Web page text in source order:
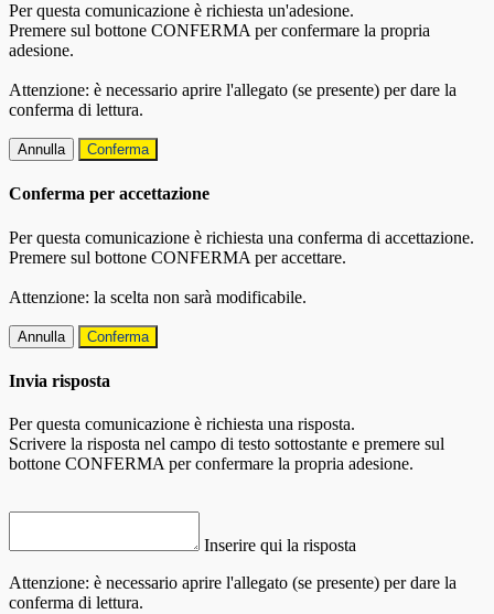
Per questa comunicazione è richiesta un'adesione.
Premere sul bottone CONFERMA per confermare la propria
adesione.
Attenzione: è necessario aprire l'allegato (se presente) per dare la
conferma di lettura.
Annulla Conferma
Conferma per accettazione
Per questa comunicazione è richiesta una conferma di accettazione.
Premere sul bottone CONFERMA per accettare.
Attenzione: la scelta non sarà modificabile.
Annulla Conferma
Invia risposta
Per questa comunicazione è richiesta una risposta.
Scrivere la risposta nel campo di testo sottostante e premere sul
bottone CONFERMA per confermare la propria adesione.
Inserire qui la risposta
Attenzione: è necessario aprire l'allegato (se presente) per dare la
conferma di lettura.